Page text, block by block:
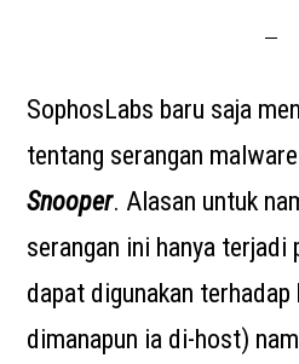
SophosLabs baru saja
tentang serangan
Snooper. Alasan untuk
serangan ini hanya
dapat digunakan
dimanapun ia di-host)